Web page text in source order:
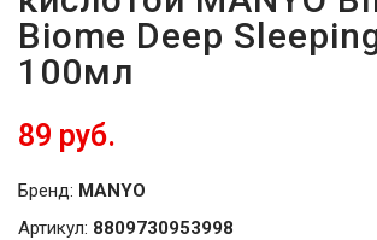
Biome Deep
100мл
89 руб.
Бренд: MANYO
Артикул: 8809730953998